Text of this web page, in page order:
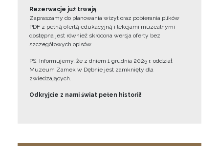
Rezerwacje już trwają
Zapraszamy do planowania wizyt oraz pobierania plików
PDF z pełną ofertą edukacyjną i lekcjami muzealnymi –
dostępna jest również skrócona wersja oferty bez
szczegółowych opisów.
PS. Informujemy, że z dniem 1 grudnia 2025 r. oddział
Muzeum Zamek w Dębnie jest zamknięty dla
zwiedzających.
Odkryjcie z nami świat pełen historii!